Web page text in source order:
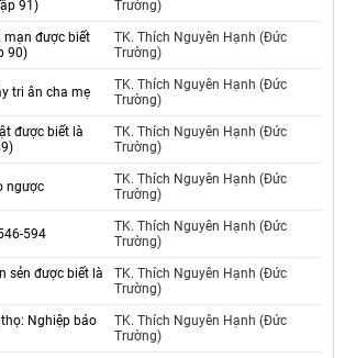
91) Trường)
mạn được biết
90)
TK. Thích Nguyên Hạnh (Đức
Trường)
tri ân cha mẹ
TK. Thích Nguyên Hạnh (Đức
Trường)
được biết là
TK. Thích Nguyên Hạnh (Đức
Trường)
ngược
TK. Thích Nguyên Hạnh (Đức
Trường)
594
TK. Thích Nguyên Hạnh (Đức
Trường)
sẻn được biết là
TK. Thích Nguyên Hạnh (Đức
Trường)
Nghiệp báo
TK. Thích Nguyên Hạnh (Đức
Trường)